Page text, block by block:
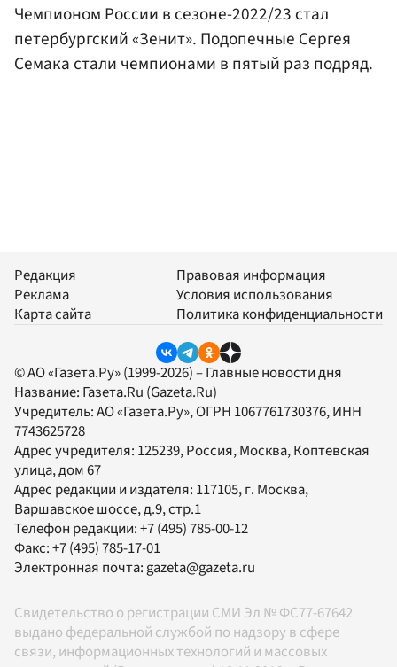
Чемпионом России в сезоне-2022/23 стал
петербургский «Зенит». Подопечные Сергея
Семака стали чемпионами в пятый раз подряд.
Редакция
Реклама
Карта сайта
Правовая информация
Условия использования
Политика конфиденциальности
© АО «Газета.Ру» (1999-2026) – Главные новости дня
Название: Газета.Ru (Gazeta.Ru)
Учредитель:АО «Газета.Ру», ОГРН 1067761730376, ИНН
7743625728
Адрес учредителя: 125239, Россия, Москва, Коптевская
улица, дом 67
Адрес редакции и издателя: 117105, г. Москва,
Варшавское шоссе, д.9, стр.1
Телефон редакции:+7 (495) 785-00-12
Факс:+7 (495) 785-17-01
Электронная почта:gazeta@gazeta.ru
Свидетельство о регистрации СМИ Эл № ФС77-67642
выдано федеральной службой по надзору в сфере
связи, информационных технологий и массовых